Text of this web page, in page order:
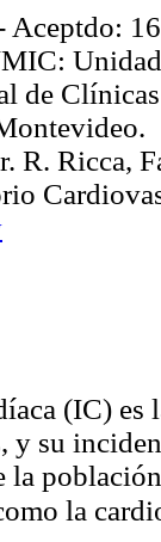
Aceptdo:
de
R. Ricca,
(IC) es
y su
la
la